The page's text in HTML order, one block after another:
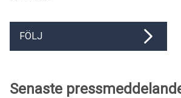
FÖLJ
Senaste